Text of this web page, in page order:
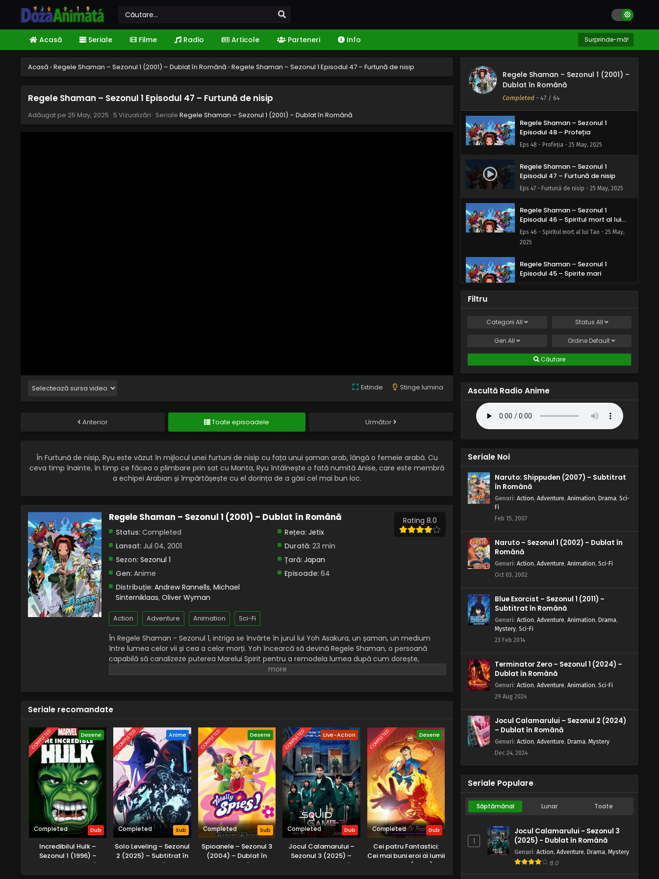
Acasă Seriale Filme Radio Articole Parteneri Info Surprinde-mă!
Acasă › Regele Shaman – Sezonul 1 (2001) – Dublat în Română › Regele Shaman – Sezonul 1 Episodul 47 – Furtună de nisip
Regele Shaman – Sezonul 1 Episodul 47 – Furtună de nisip
Adăugat pe 25 May, 2025 · 5 Vizualizări · Seriale Regele Shaman – Sezonul 1 (2001) – Dublat în Română
Extinde Stinge lumina
Anterior Toate episoadele Următor
În Furtună de nisip, Ryu este văzut în mijlocul unei furtuni de nisip cu fața unui șaman arab, lângă o femeie arabă. Cu
ceva timp înainte, în timp ce făcea o plimbare prin sat cu Manta, Ryu întâlnește o fată numită Anise, care este membră
a echipei Arabian și împărtășește cu el dorința de a găsi cel mai bun loc.
Regele Shaman – Sezonul 1 (2001) – Dublat în Română
Rating 8.0
Status: Completed Rețea: Jetix
Lansat: Jul 04, 2001 Durată:23 min
Sezon: Sezonul 1 Țară: Japan
Gen: Anime Episoade:64
Distribuție: Andrew Rannells, Michael
Sinterniklaas, Oliver Wyman
Action Adventure Animation Sci-Fi
În Regele Shaman - Sezonul 1, intriga se învârte în jurul lui Yoh Asakura, un șaman, un medium
între lumea celor vii și cea a celor morți. Yoh încearcă să devină Regele Shaman, o persoană
capabilă să canalizeze puterea Marelui Spirit pentru a remodela lumea după cum dorește,
câștigând Lupta Șamanilor, un turneu supravegheat de Tribul Patch care are loc o dată la 500 de
Seriale recomandate
COMPLETED Desene
Completed Dub
Incredibilul Hulk –
Sezonul 1 (1996) –
Dublat în Română
COMPLETED Anime
Completed Sub
Solo Leveling – Sezonul
2 (2025) – Subtitrat în
Română
COMPLETED Desene
Completed Sub
Spioanele – Sezonul 3
(2004) – Dublat în
Română
COMPLETED Live-Action
Completed Dub
Jocul Calamarului –
Sezonul 3 (2025) –
Dublat în Română
COMPLETED Desene
Completed Dub
Cei patru Fantastici:
Cei mai buni eroi ai lumii
– Sezonul 1 (2006) –
Regele Shaman – Sezonul 1 (2001) –
Dublat în Română
Completed - 47 / 64
Episodul 50 – Am un întuneric în
Eps 50 - Am un întuneric în inima mea - 25
Regele Shaman – Sezonul 1
Episodul 49 – Gladiatori
Eps 49 - Gladiatori - 25 May, 2025
Regele Shaman – Sezonul 1
Episodul 48 – Profeția
Eps 48 - Profeția - 25 May, 2025
Regele Shaman – Sezonul 1
Episodul 47 – Furtună de nisip
Eps 47 - Furtună de nisip - 25 May, 2025
Regele Shaman – Sezonul 1
Episodul 46 – Spiritul mort al lui
Tao
Eps 46 - Spiritul mort al lui Tao - 25 May,
2025
Regele Shaman – Sezonul 1
Episodul 45 – Spirite mari
Regele Shaman – Sezonul 1
Episodul 43 – Bătălia Zeilor
Regele Shaman – Sezonul 1
Episodul 42 – Spiritul sabiei
Eps 42 - Spiritul sabiei - 25 May, 2025
Episodul 40 – O atingere a
Eps 41 - O atingere a Diavolului - 25 May,
Regele Shaman – Sezonul 1
Episodul 39 – Echipa Floare
Eps 39 - Echipa Floare - 25 May, 2025
Episodul 38 – Legenda lui Seminoa
Eps 38 - Legenda lui Seminoa - 25 May,
2025
Regele Shaman – Sezonul 1
Eps 37 - Regele glumelor - 25 May, 2025
Regele Shaman – Sezonul 1
Episodul 36 – Pistolul îngerului
Regele Shaman – Sezonul 1
Episodul 35 – Legenda vampirului
Eps 35 - Legenda vampirului - 25 May, 2025
Episodul 34 – Marele spa din vest
Episodul 33 – Atacul lui Zeke
Eps 33 - Atacul lui Zeke - 25 May, 2025
Regele Shaman – Sezonul 1
Filtru
Categorii All Status All
Gen All Ordine Default
Căutare
Ascultă Radio Anime
Seriale Noi
Naruto: Shippuden (2007) – Subtitrat
în Română
Genuri: Action, Adventure, Animation, Drama, Sci-
Fi
Feb 15, 2007
Naruto – Sezonul 1 (2002) – Dublat în
Română
Genuri: Action, Adventure, Animation, Sci-Fi
Oct 03, 2002
Blue Exorcist – Sezonul 1 (2011) –
Subtitrat în Română
Genuri: Action, Adventure, Animation, Drama,
Mystery, Sci-Fi
23 Feb 2014
Terminator Zero – Sezonul 1 (2024) –
Dublat în Română
Genuri: Action, Adventure, Animation, Sci-Fi
29 Aug 2024
Jocul Calamarului – Sezonul 2 (2024)
– Dublat în Română
Genuri: Action, Adventure, Drama, Mystery
Dec 24, 2024
Seriale Populare
Săptămânal Lunar Toate
1
Jocul Calamarului - Sezonul 3
(2025) - Dublat în Română
Genuri: Action, Adventure, Drama, Mystery
8.0